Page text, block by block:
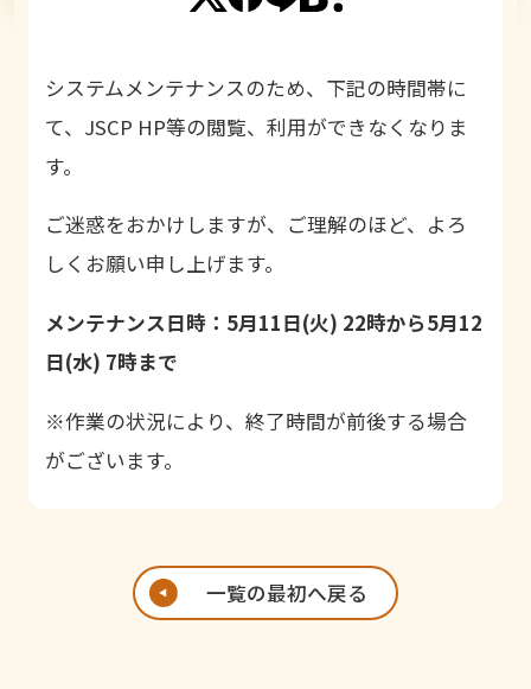
システムメンテナンスのため、下記の時間帯に
て、JSCP HP等の閲覧、利用ができなくなりま
す。
ご迷惑をおかけしますが、ご理解のほど、よろ
しくお願い申し上げます。
メンテナンス日時：5月11日(火) 22時から5月12
日(水) 7時まで
※作業の状況により、終了時間が前後する場合
がございます。
一覧の最初へ戻る